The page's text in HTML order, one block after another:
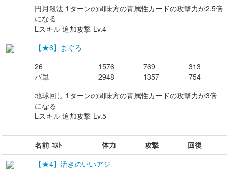
円月殺法 1ターンの間味方の青属性カードの攻撃力が2.5倍
になる
Lスキル 追加攻撃 Lv.4
【★6】まぐろ
26
バ単
1576
2948
769
1357
313
754
地球回し 1ターンの間味方の青属性カードの攻撃力が3倍
になる
Lスキル 追加攻撃 Lv.5
名前 ｺｽﾄ 体力 攻撃
回復
【★4】活きのいいアジ